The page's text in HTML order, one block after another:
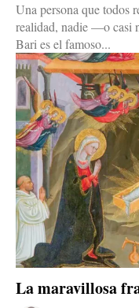
Una persona que todos
realidad, nadie —o casi
Bari es el famoso...
La maravillosa